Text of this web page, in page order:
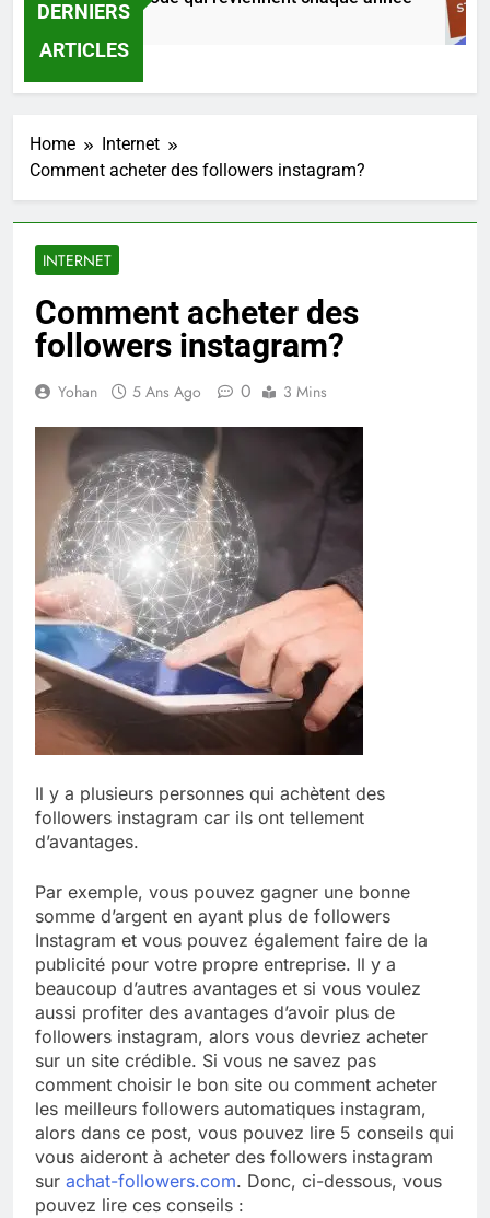
DERNIERS
ARTICLES
Ago
Home
Internet
Comment acheter des followers instagram?
INTERNET
Comment acheter des
followers instagram?
Yohan 5 Ans Ago 0 3 Mins
Il y a plusieurs personnes qui achètent des
followers instagram car ils ont tellement
d’avantages.
Par exemple, vous pouvez gagner une bonne
somme d’argent en ayant plus de followers
Instagram et vous pouvez également faire de la
publicité pour votre propre entreprise. Il y a
beaucoup d’autres avantages et si vous voulez
aussi profiter des avantages d’avoir plus de
followers instagram, alors vous devriez acheter
sur un site crédible. Si vous ne savez pas
comment choisir le bon site ou comment acheter
les meilleurs followers automatiques instagram,
alors dans ce post, vous pouvez lire 5 conseils qui
vous aideront à acheter des followers instagram
sur achat-followers.com. Donc, ci-dessous, vous
pouvez lire ces conseils :